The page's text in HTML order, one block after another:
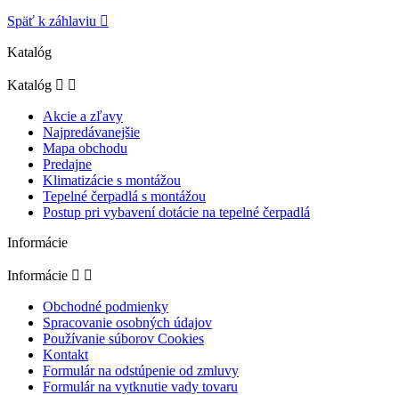
Späť k záhlaviu 
Katalóg
Katalóg  
Akcie a zľavy
Najpredávanejšie
Mapa obchodu
Predajne
Klimatizácie s montážou
Tepelné čerpadlá s montážou
Postup pri vybavení dotácie na tepelné čerpadlá
Informácie
Informácie  
Obchodné podmienky
Spracovanie osobných údajov
Používanie súborov Cookies
Kontakt
Formulár na odstúpenie od zmluvy
Formulár na vytknutie vady tovaru